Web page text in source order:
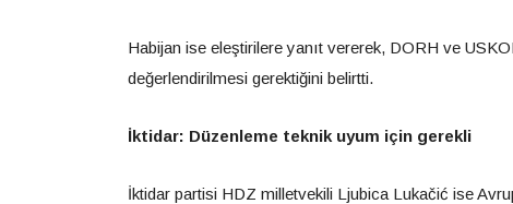
Habijan ise eleştirilere yanıt vererek, DORH ve
değerlendirilmesi gerektiğini belirtti.
İktidar: Düzenleme teknik uyum için gerekli
İktidar partisi HDZ milletvekili Ljubica Lukačić ise